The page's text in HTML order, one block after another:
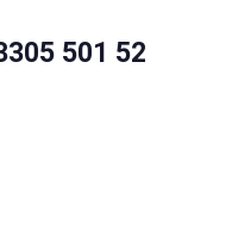
501 52